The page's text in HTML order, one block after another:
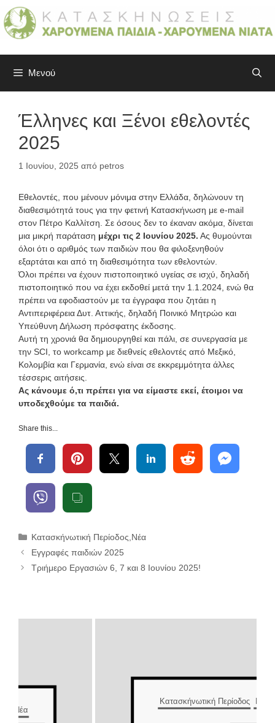
Μετάβαση
σε
περιεχόμενο
Μενού
Έλληνες και Ξένοι εθελοντές
2025
1 Ιουνίου, 2025 από petros
Εθελοντές, που μένουν μόνιμα στην Ελλάδα, δηλώνουν τη
διαθεσιμότητά τους για την φετινή Κατασκήνωση με e-mail
στον Πέτρο Καλλίτση. Σε όσους δεν το έκαναν ακόμα, δίνεται
μια μικρή παράταση μέχρι τις 2 Ιουνίου 2025. Ας θυμούνται
όλοι ότι ο αριθμός των παιδιών που θα φιλοξενηθούν
εξαρτάται και από τη διαθεσιμότητα των εθελοντών.
Όλοι πρέπει να έχουν πιστοποιητικό υγείας σε ισχύ, δηλαδή
πιστοποιητικό που να έχει εκδοθεί μετά την 1.1.2024, ενώ θα
πρέπει να εφοδιαστούν με τα έγγραφα που ζητάει η
Αντιπεριφέρεια Δυτ. Αττικής, δηλαδή Ποινικό Μητρώο και
Υπεύθυνη Δήλωση πρόσφατης έκδοσης.
Αυτή τη χρονιά θα δημιουργηθεί και πάλι, σε συνεργασία με
την SCI, το workcamp με διεθνείς εθελοντές από Μεξικό,
Κολομβία και Γερμανία, ενώ είναι σε εκκρεμμότητα άλλες
τέσσερις αιτήσεις.
Ας κάνουμε ό,τι πρέπει για να είμαστε εκεί, έτοιμοι να
υποδεχθούμε τα παιδιά.
Share this...
Κατηγορίες
Κατασκήνωτική Περίοδος Νέα
Εγγραφές παιδιών 2025
Τριήμερο Εργασιών 6, 7 και 8 Ιουνίου 2025!
Κατασκήνωτική Περίοδος Νέα